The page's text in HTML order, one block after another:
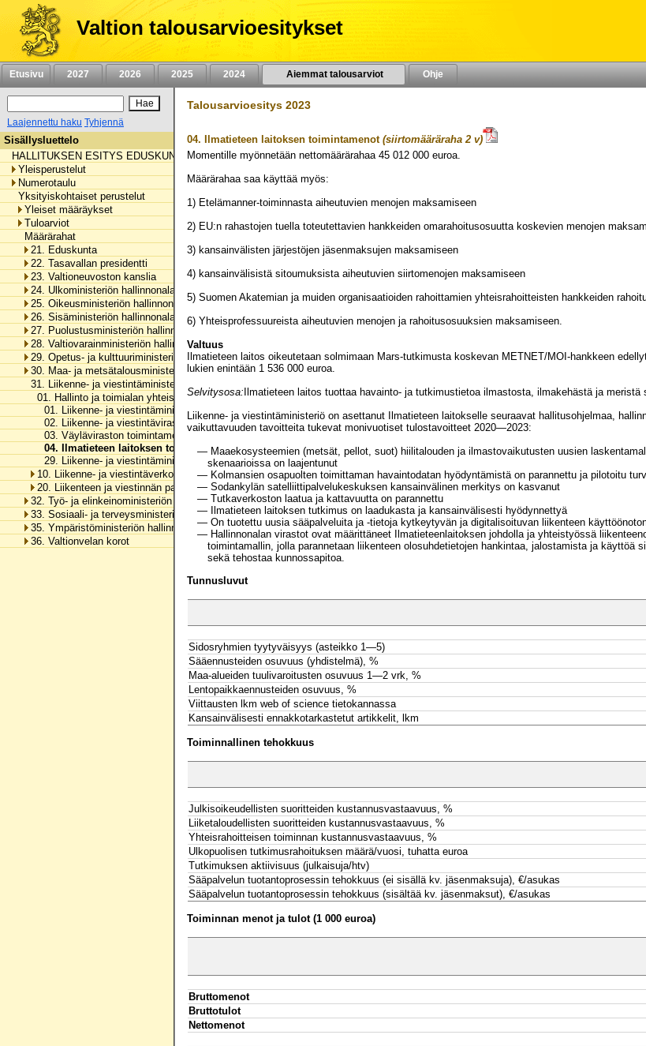
Siirry
sisältöön
Valtion talousarvioesitykset
Etusivu 2027 2026 2025 2024 Aiemmat talousarviot Ohje
Laajennettu haku Tyhjennä
Sisällysluettelo
HALLITUKSEN ESITYS EDUSKUNNALLE VALTION TALOUSARVIOKSI VUODELLE 2023
Yleisperustelut
Numerotaulu
Yksityiskohtaiset perustelut
Yleiset määräykset
Tuloarviot
Määrärahat
21. Eduskunta
22. Tasavallan presidentti
23. Valtioneuvoston kanslia
24. Ulkoministeriön hallinnonala
25. Oikeusministeriön hallinnonala
26. Sisäministeriön hallinnonala
27. Puolustusministeriön hallinnonala
28. Valtiovarainministeriön hallinnonala
29. Opetus- ja kulttuuriministeriön hallinnonala
30. Maa- ja metsätalousministeriön hallinnonala
31. Liikenne- ja viestintäministeriön hallinnonala
01. Hallinto ja toimialan yhteiset menot
01. Liikenne- ja viestintäministeriön toimintamenot
02. Liikenne- ja viestintäviraston toimintamenot
03. Väyläviraston toimintamenot
04. Ilmatieteen laitoksen toimintamenot
29. Liikenne- ja viestintäministeriön hallinnonalan arvonlisäveromenot
10. Liikenne- ja viestintäverkot
20. Liikenteen ja viestinnän palvelut
32. Työ- ja elinkeinoministeriön hallinnonala
33. Sosiaali- ja terveysministeriön hallinnonala
35. Ympäristöministeriön hallinnonala
36. Valtionvelan korot
Talousarvioesitys 2023
04. Ilmatieteen laitoksen toimintamenot(siirtomääräraha 2 v)
Momentille myönnetään nettomäärärahaa 45 012 000 euroa.
Määrärahaa saa käyttää myös:
1) Etelämanner-toiminnasta aiheutuvien menojen maksamiseen
2) EU:n rahastojen tuella toteutettavien hankkeiden omarahoitusosuutta koskevien menojen
3) kansainvälisten järjestöjen jäsenmaksujen maksamiseen
4) kansainvälisistä sitoumuksista aiheutuvien siirtomenojen maksamiseen
5) Suomen Akatemian ja muiden organisaatioiden rahoittamien yhteisrahoitteisten hankkeiden
6) Yhteisprofessuureista aiheutuvien menojen ja rahoitusosuuksien maksamiseen.
Valtuus
Ilmatieteen laitos oikeutetaan solmimaan Mars-tutkimusta koskevan METNET/MOI-hankkeen
lukien enintään 1 536 000 euroa.
Selvitysosa: Ilmatieteen laitos tuottaa havainto- ja tutkimustietoa ilmastosta, ilmakehästä ja
Liikenne- ja viestintäministeriö on asettanut Ilmatieteen laitokselle seuraavat hallitusohjelmaa,
vaikuttavuuden tavoitteita tukevat monivuotiset tulostavoitteet 2020—2023:
— Maaekosysteemien (metsät, pellot, suot) hiilitalouden ja ilmastovaikutusten uusien
skenaarioissa on laajentunut
— Kolmansien osapuolten toimittaman havaintodatan hyödyntämistä on parannettu ja pilotoitu
— Sodankylän satelliittipalvelukeskuksen kansainvälinen merkitys on kasvanut
— Tutkaverkoston laatua ja kattavuutta on parannettu
— Ilmatieteen laitoksen tutkimus on laadukasta ja kansainvälisesti hyödynnettyä
— On tuotettu uusia sääpalveluita ja -tietoja kytkeytyvän ja digitalisoituvan liikenteen
— Hallinnonalan virastot ovat määrittäneet Ilmatieteenlaitoksen johdolla ja yhteistyössä
toimintamallin, jolla parannetaan liikenteen olosuhdetietojen hankintaa, jalostamista ja
sekä tehostaa kunnossapitoa.
Tunnusluvut
Sidosryhmien tyytyväisyys (asteikko 1—5)
Sääennusteiden osuvuus (yhdistelmä), %
Maa-alueiden tuulivaroitusten osuvuus 1—2 vrk, %
Lentopaikkaennusteiden osuvuus, %
Viittausten lkm web of science tietokannassa
Kansainvälisesti ennakkotarkastetut artikkelit, lkm
Toiminnallinen tehokkuus
Julkisoikeudellisten suoritteiden kustannusvastaavuus, %
Liiketaloudellisten suoritteiden kustannusvastaavuus, %
Yhteisrahoitteisen toiminnan kustannusvastaavuus, %
Ulkopuolisen tutkimusrahoituksen määrä/vuosi, tuhatta euroa
Tutkimuksen aktiivisuus (julkaisuja/htv)
Sääpalvelun tuotantoprosessin tehokkuus (ei sisällä kv. jäsenmaksuja), €/asukas
Sääpalvelun tuotantoprosessin tehokkuus (sisältää kv. jäsenmaksut), €/asukas
Toiminnan menot ja tulot (1 000 euroa)
Bruttomenot
Bruttotulot
Nettomenot